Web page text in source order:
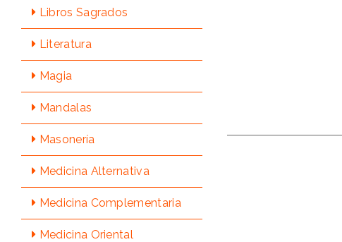
Libros Sagrados
Literatura
Magia
Mandalas
Masonería
Medicina Alternativa
Medicina Complementaria
Medicina Oriental